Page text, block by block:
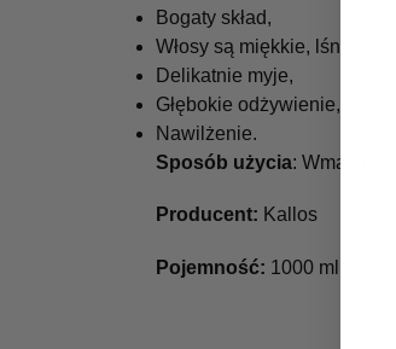
Bogaty skład,
Włosy są miękkie, lśniące,
Delikatnie myje,
Głębokie odżywienie,
Nawilżenie.
Sposób użycia:
Producent: Kallos
Pojemność: 1000 ml